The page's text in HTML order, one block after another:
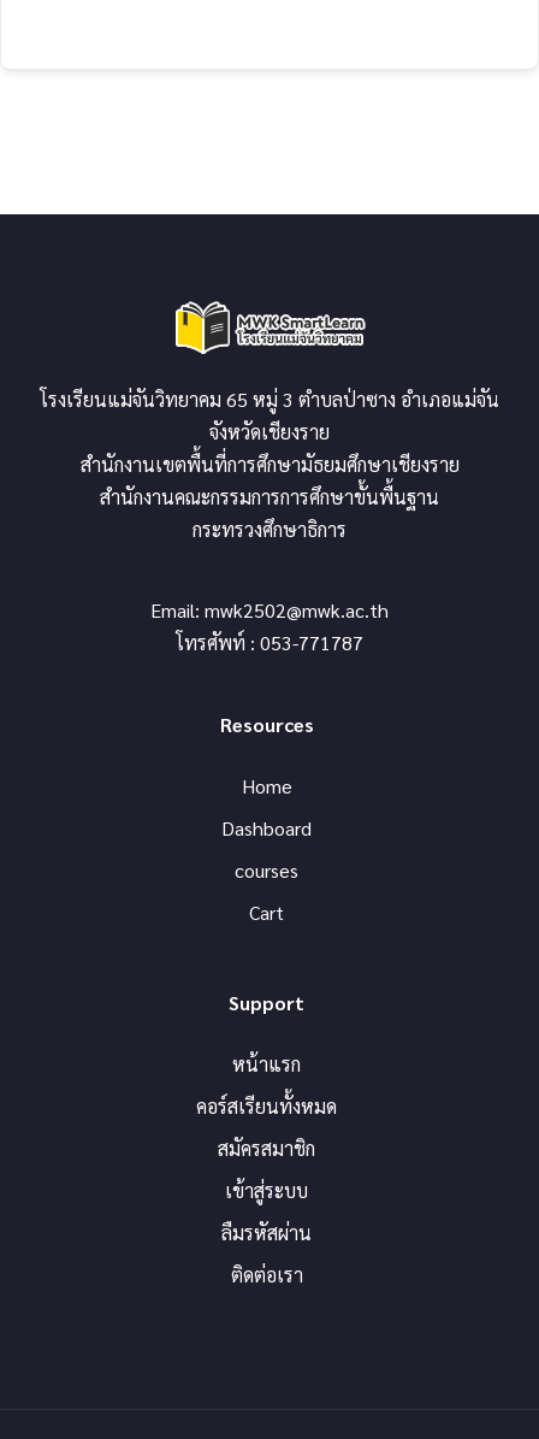
โรงเรียนแม่จันวิทยาคม 65 หมู่ 3 ตำบลป่าซาง อำเภอแม่จัน
จังหวัดเชียงราย
สำนักงานเขตพื้นที่การศึกษามัธยมศึกษาเชียงราย
สำนักงานคณะกรรมการการศึกษาขั้นพื้นฐาน
กระทรวงศึกษาธิการ
Email: mwk2502@mwk.ac.th
โทรศัพท์ : 053-771787
Resources
Home
Dashboard
courses
Cart
Support
หน้าแรก
คอร์สเรียนทั้งหมด
สมัครสมาชิก
เข้าสู่ระบบ
ลืมรหัสผ่าน
ติดต่อเรา